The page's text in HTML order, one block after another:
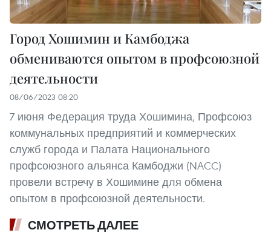
Город Хошимин и Камбоджа
обмениваются опытом в профсоюзной
деятельности
08/06/2023 08:20
7 июня Федерация труда Хошимина, Профсоюз
коммунальных предприятий и коммерческих
служб города и Палата Национального
профсоюзного альянса Камбоджи (NACC)
провели встречу в Хошимине для обмена
опытом в профсоюзной деятельности.
СМОТРЕТЬ ДАЛЕЕ